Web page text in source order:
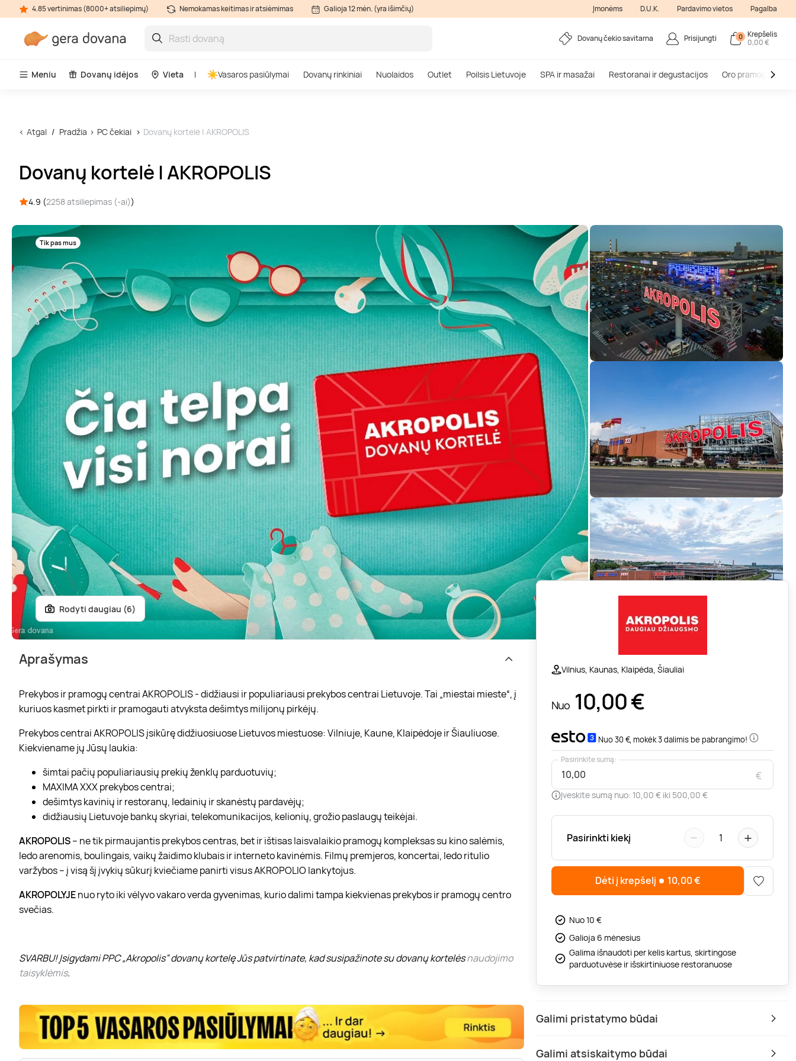
4.85 vertinimas (8000+ atsiliepimų) Nemokamas keitimas ir atsiėmimas Galioja 12 mėn. (yra išimčių) Įmonėms D.U.K. Pardavimo vietos Pagalba
Dovanų čekio savitarna Prisijungti 0 Krepšelis
0,00 €
Meniu Dovanų idėjos Vieta Vasaros pasiūlymai Dovanų rinkiniai Nuolaidos Outlet Poilsis Lietuvoje SPA ir masažai Restoranai ir degustacijos Oro pramogos
Atgal Pradžia PC čekiai Dovanų kortelė | AKROPOLIS
Dovanų kortelė | AKROPOLIS
4.9 (2258 atsiliepimas (-ai))
Tik pas mus
Rodyti daugiau (6)
Vilnius, Kaunas, Klaipėda, Šiauliai
Nuo 10,00€
Nuo 30 €, mokėk 3 dalimis be pabrangimo!
€
Pasirinkite sumą:
Įveskite sumą nuo: 10,00 € iki 500,00 €
Pasirinkti kiekį − 1 +
Dėti į krepšelį 10,00€
Nuo 10 €
Galioja 6 mėnesius
Galima išnaudoti per kelis kartus, skirtingose
parduotuvėse ir išskirtiniuose restoranuose
Galimi pristatymo būdai
Galimi atsiskaitymo būdai
Aprašymas
Prekybos ir pramogų centrai AKROPOLIS - didžiausi ir populiariausi prekybos centrai Lietuvoje. Tai „miestai mieste“, į
kuriuos kasmet pirkti ir pramogauti atvyksta dešimtys milijonų pirkėjų.
Prekybos centrai AKROPOLIS įsikūrę didžiuosiuose Lietuvos miestuose: Vilniuje, Kaune, Klaipėdoje ir Šiauliuose.
Kiekviename jų Jūsų laukia:
šimtai pačių populiariausių prekių ženklų parduotuvių;
MAXIMA XXX prekybos centrai;
dešimtys kavinių ir restoranų, ledainių ir skanėstų pardavėjų;
didžiausių Lietuvoje bankų skyriai, telekomunikacijos, kelionių, grožio paslaugų teikėjai.
AKROPOLIS– ne tik pirmaujantis prekybos centras, bet ir ištisas laisvalaikio pramogų kompleksas su kino salėmis,
ledo arenomis, boulingais, vaikų žaidimo klubais ir interneto kavinėmis. Filmų premjeros, koncertai, ledo ritulio
varžybos – į visą šį įvykių sūkurį kviečiame panirti visus AKROPOLIO lankytojus.
AKROPOLYJEnuo ryto iki vėlyvo vakaro verda gyvenimas, kurio dalimi tampa kiekvienas prekybos ir pramogų centro
svečias.
SVARBU! Įsigydami PPC „Akropolis” dovanų kortelę Jūs patvirtinate, kad susipažinote su dovanų kortelėsnaudojimo
taisyklėmis.